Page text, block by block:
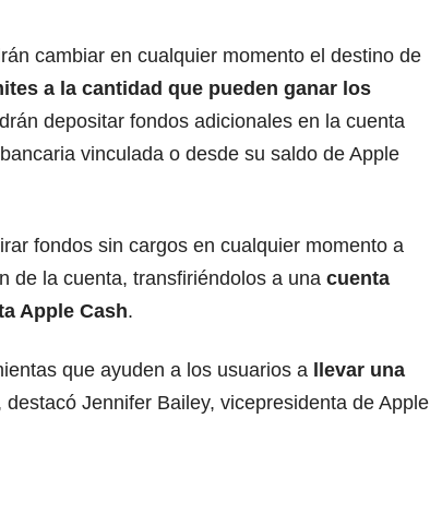
cambiar en cualquier momento el destino de
a la cantidad que pueden ganar los
depositar fondos adicionales en la cuenta
vinculada o desde su saldo de Apple
fondos sin cargos en cualquier momento a
de la cuenta, transfiriéndolos a una cuenta
Apple Cash.
que ayuden a los usuarios a
llevar una
destacó Jennifer Bailey, vicepresidenta de Apple